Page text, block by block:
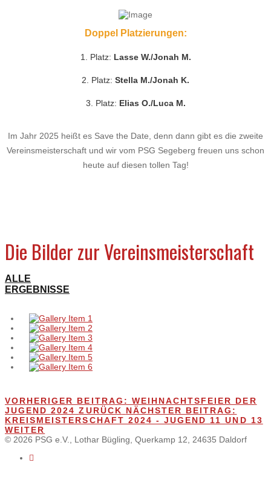
Doppel Platzierungen:
1. Platz: Lasse W./Jonah M.
2. Platz: Stella M./Jonah K.
3. Platz: Elias O./Luca M.
Im Jahr 2025 heißt es Save the Date, denn dann gibt es die zweite
Vereinsmeisterschaft und wir vom PSG Segeberg freuen uns schon
heute auf diesen tollen Tag!
Die Bilder zur Vereinsmeisterschaft
ALLE
ERGEBNISSE
VORHERIGER BEITRAG: WEIHNACHTSFEIER DER
JUGEND 2024ZURÜCK NÄCHSTER BEITRAG:
KREISMEISTERSCHAFT 2024 - JUGEND 11 UND 13
WEITER
© 2026 PSG e.V., Lothar Bügling, Querkamp 12, 24635 Daldorf